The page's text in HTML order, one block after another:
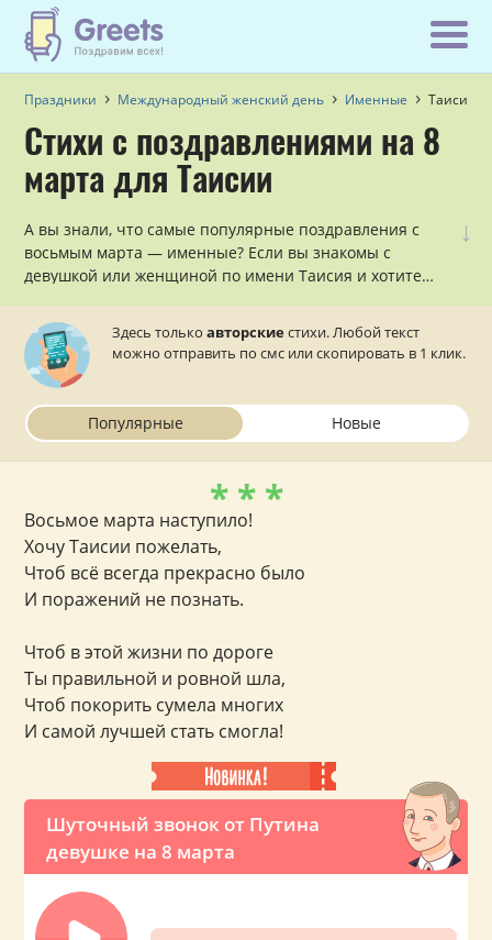
Праздники Международный женский день Именные Таисия
Стихи с поздравлениями на 8
марта для Таисии
↓
А вы знали, что самые популярные поздравления с
восьмым марта — именные? Если вы знакомы с
девушкой или женщиной по имени Таисия и хотите
уже сочинили несколько красивых поздравлений с 8
марта для Таисии в стихах, которые осталось только
отправить в виде смс на телефон.
Здесь толькоавторские стихи. Любой текст
можно отправить по смс или скопировать в 1 клик.
Популярные Новые
Шуточный звонок от Путина
девушке на 8 марта
* * *
Восьмое марта наступило!
Хочу Таисии пожелать,
Чтоб всё всегда прекрасно было
И поражений не познать.
Чтоб в этой жизни по дороге
Ты правильной и ровной шла,
Чтоб покорить сумела многих
И самой лучшей стать смогла!